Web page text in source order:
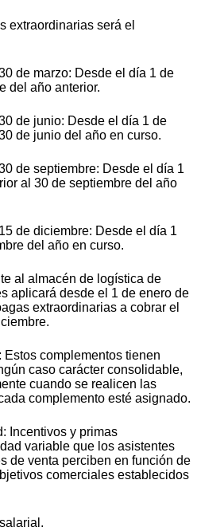
extraordinarias será el
de marzo: Desde el día 1 de
del año anterior.
de junio: Desde el día 1 de
de junio del año en curso.
de septiembre: Desde el día 1
al 30 de septiembre del año
de diciembre: Desde el día 1
del año en curso.
al almacén de logística de
aplicará desde el 1 de enero de
extraordinarias a cobrar el
complementos tienen
caso carácter consolidable,
cuando se realicen las
complemento esté asignado.
Incentivos y primas
variable que los asistentes
de venta perciben en función de
comerciales establecidos